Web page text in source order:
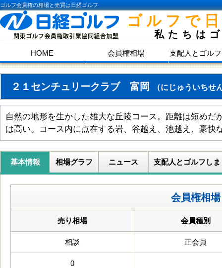
ゴルフ会員権の相場と売買は日経ゴルフ
ゴルフで
私たちは
HOME 会員権相場 支配人とゴル
２１センチュリークラブ 富岡 （にじゅういち
自然の地形を生かした雄大な丘陵コース。距離は短め
は高い。コース内に点在する岩、谷越え、池越え、豪快
基本情報 相場グラフ ニュース 支配人とゴルフしま
会員権相場
売り相場 会員種別
相談 正会員
0